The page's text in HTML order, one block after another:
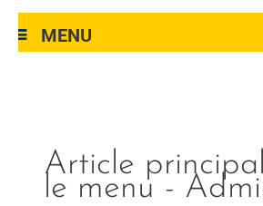
MENU
Article
le menu -